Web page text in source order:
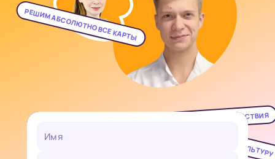
РЕШИМ АБСОЛЮТНО ВСЕ КАРТЫ
РАЗБЕРЕМ ПРИЧИНЫ И ПОСЛЕДСТВИЯ
ИЗУЧИМ ВСЮ КУЛЬТУРУ